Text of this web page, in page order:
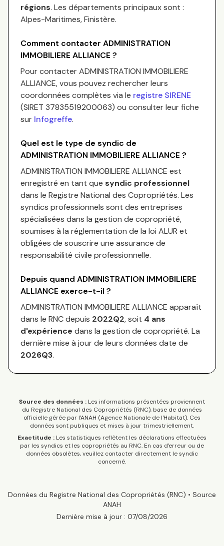
régions. Les départements principaux sont :
Alpes-Maritimes, Finistère.
Comment contacter ADMINISTRATION
IMMOBILIERE ALLIANCE ?
Pour contacterADMINISTRATION IMMOBILIERE
ALLIANCE, vous pouvez rechercher leurs
coordonnées complètes via le registre SIRENE
(SIRET 37835519200063) ou consulter leur fiche
sur Infogreffe.
Quel est le type de syndic de
ADMINISTRATION IMMOBILIERE ALLIANCE ?
ADMINISTRATION IMMOBILIERE ALLIANCE est
enregistré en tant que syndic professionnel
dans le Registre National des Copropriétés. Les
syndics professionnels sont des entreprises
spécialisées dans la gestion de copropriété,
soumises à la réglementation de la loi ALUR et
obligées de souscrire une assurance de
responsabilité civile professionnelle.
Depuis quand ADMINISTRATION IMMOBILIERE
ALLIANCE exerce-t-il ?
ADMINISTRATION IMMOBILIERE ALLIANCE apparaît
dans le RNC depuis 2022Q2, soit 4 ans
d'expérience dans la gestion de copropriété. La
dernière mise à jour de leurs données date de
2026Q3.
Source des données : Les informations présentées proviennent
du Registre National des Copropriétés (RNC), base de données
officielle gérée par l'ANAH (Agence Nationale de l'Habitat). Ces
données sont publiques et mises à jour trimestriellement.
Exactitude : Les statistiques reflètent les déclarations effectuées
par les syndics et les copropriétés au RNC. En cas d'erreur ou de
données obsolètes, veuillez contacter directement le syndic
concerné.
Données du Registre National des Copropriétés (RNC) • Source
ANAH
Dernière mise à jour : 07/08/2026